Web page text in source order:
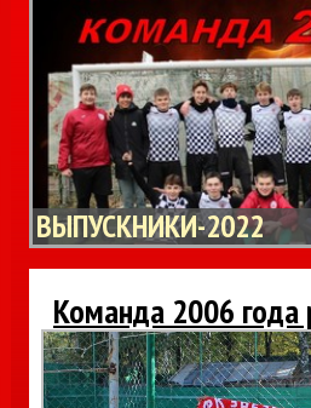
ВЫПУСКНИКИ-2022
Команда 2006